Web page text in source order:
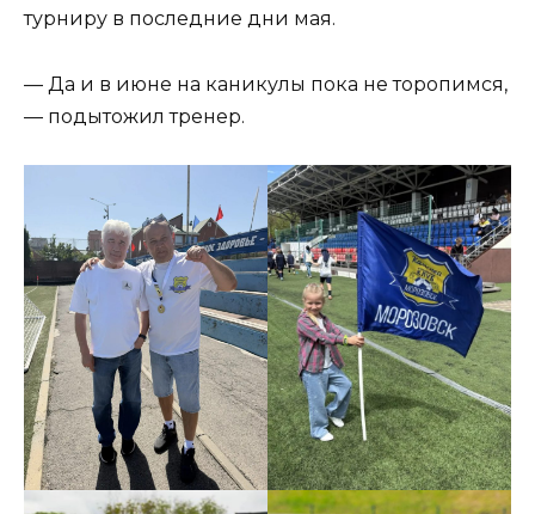
турниру в последние дни мая.
— Да и в июне на каникулы пока не торопимся,
— подытожил тренер.